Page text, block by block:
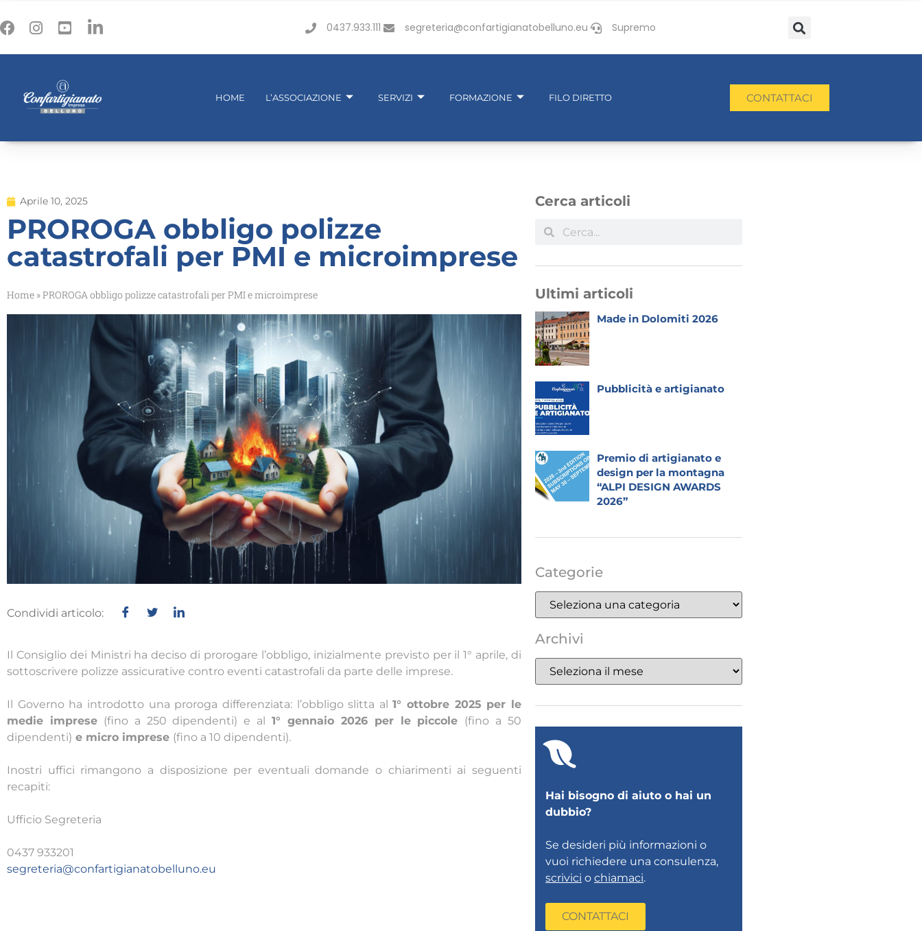
0437.933.111 segreteria@confartigianatobelluno.eu Supremo
HOME L’ASSOCIAZIONE SERVIZI FORMAZIONE FILO DIRETTO CONTATTACI
Aprile 10, 2025
PROROGA obbligo polizze
catastrofali per PMI e microimprese
Home »PROROGA obbligo polizze catastrofali per PMI e microimprese
Condividi articolo:
Il Consiglio dei Ministri ha deciso di prorogare l’obbligo, inizialmente previsto per il 1° aprile, di
sottoscrivere polizze assicurative contro eventi catastrofali da parte delle imprese.
Il Governo ha introdotto una proroga differenziata: l’obbligo slitta al1° ottobre 2025 per le
medie imprese(fino a 250 dipendenti) e al 1° gennaio 2026 per le piccole (fino a 50
dipendenti) e micro imprese (fino a 10 dipendenti).
Inostri uffici rimangono a disposizione per eventuali domande o chiarimenti ai seguenti
recapiti:
Ufficio Segreteria
0437 933201
segreteria@confartigianatobelluno.eu
Cerca articoli
Ultimi articoli
Made in Dolomiti 2026
Pubblicità e artigianato
Premio di artigianato e
design per la montagna
“ALPI DESIGN AWARDS
2026”
Categorie
Archivi
Hai bisogno di aiuto o hai un
dubbio?
Se desideri più informazioni o
vuoi richiedere una consulenza,
scrivici ochiamaci.
CONTATTACI